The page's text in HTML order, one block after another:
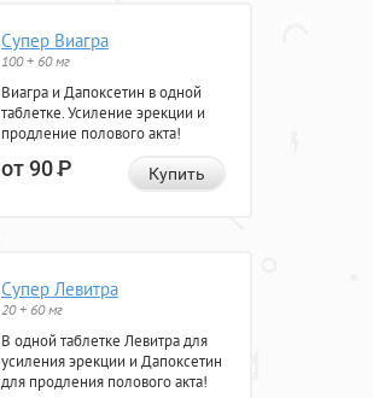
Супер Виагра
100 + 60 мг
Виагра и Дапоксетин в одной
таблетке. Усиление эрекции и
продление полового акта!
от 90Р Купить
Супер Левитра
20 + 60 мг
В одной таблетке Левитра для
усиления эрекции и Дапоксетин
для продления полового акта!